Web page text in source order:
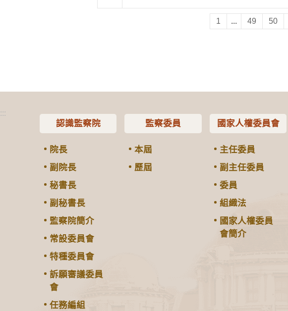
1 ... 49 50
:::
認識監察院
院長
副院長
秘書長
副秘書長
監察院簡介
常設委員會
特種委員會
訴願審議委員
會
任務編組
監察委員
本屆
歷屆
國家人權委員會
主任委員
副主任委員
委員
組織法
國家人權委員
會簡介